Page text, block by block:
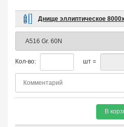
Днище эллиптическое
Кол-во: шт =
В